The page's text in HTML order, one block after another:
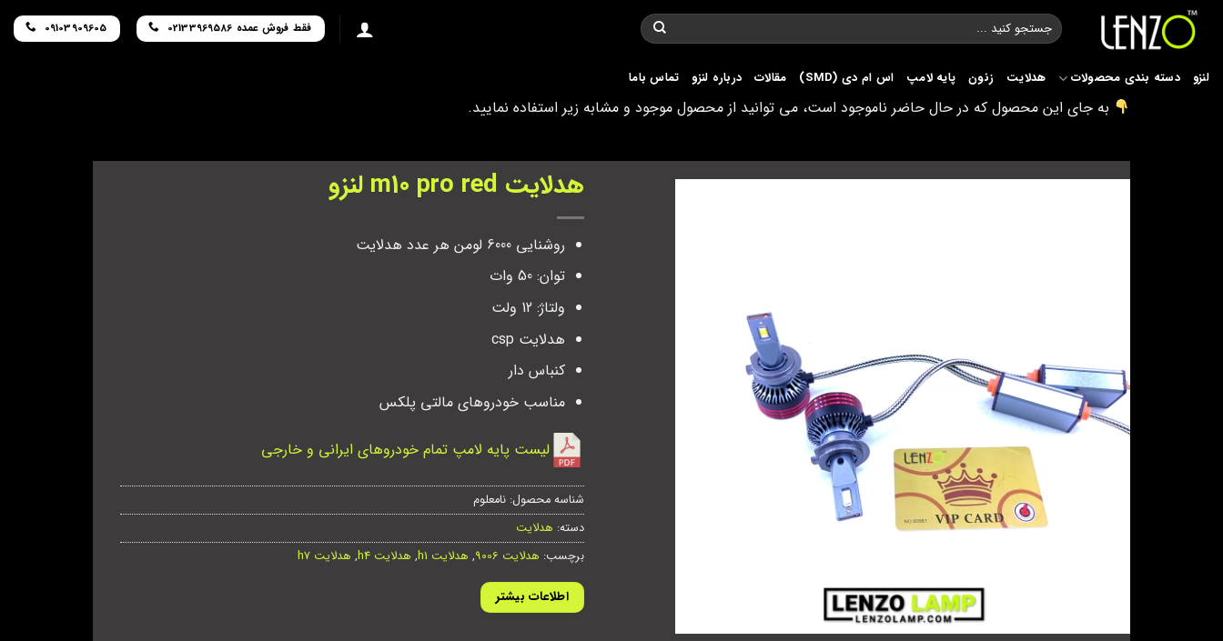
Skip
content
جستجو
برای:
فقط فروش عمده 02133969586 09103909605
لنزو دسته بندی محصولات هدلایت زنون پایه لامپ اس ام دی (SMD) مقالات درباره لنزو تماس باما
به جای این محصول که در حال حاضر ناموجود است، می توانید از محصول موجود و مشابه زیر استفاده نمایید.
هدلایت m10 pro red لنزو
روشنایی 6000 لومن هر عدد هدلایت
توان: 50 وات
ولتاژ: 12 ولت
هدلایت csp
کنباس دار
مناسب خودروهای مالتی پلکس
لیست پایه لامپ تمام خودروهای ایرانی و خارجی
شناسه محصول: نامعلوم
دسته: هدلایت
برچسب: هدلایت 9006 , هدلایت h1 , هدلایت h4 , هدلایت h7
اطلاعات بیشتر